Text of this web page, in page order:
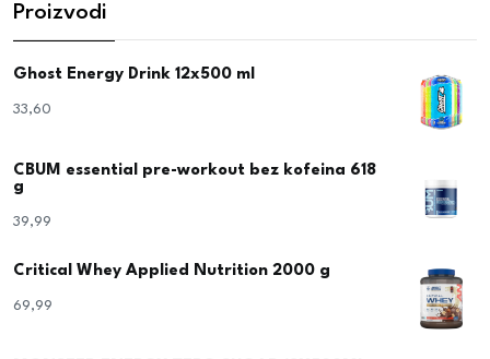
Proizvodi
Ghost Energy Drink 12x500 ml
33,60
CBUM essential pre-workout bez kofeina 618
g
39,99
Critical Whey Applied Nutrition 2000 g
69,99